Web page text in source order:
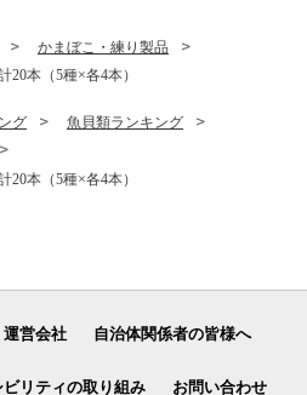
かまぼこ・練り製品
20本（5種×各4本）
グ
魚貝類ランキング
20本（5種×各4本）
運営会社 自治体関係者の皆様へ
リティの取り組み お問い合わせ